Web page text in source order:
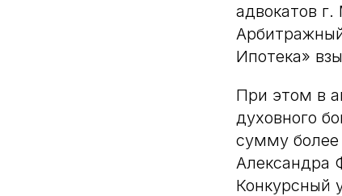
адвокатов
Ипотека»
При этом в
духовного
сумму более
Александра
Конкурсный